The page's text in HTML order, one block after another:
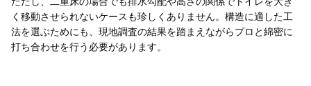
く移動させられないケースも珍しくありません。構造に適した工
法を選ぶためにも、現地調査の結果を踏まえながらプロと綿密に
打ち合わせを行う必要があります。